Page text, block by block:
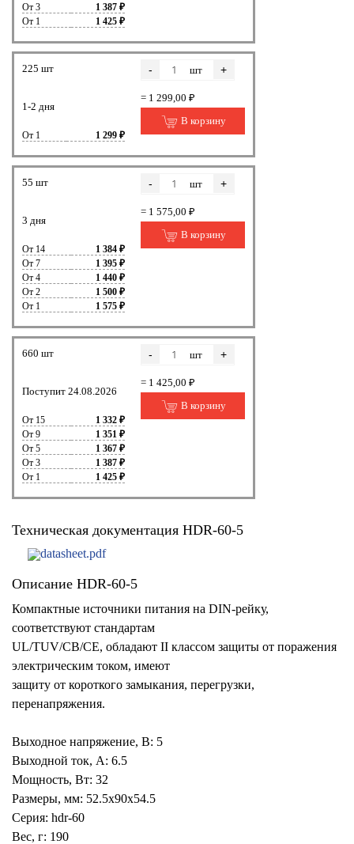
От 3
1 387 ₽
От 1
1 425 ₽
225 шт
1-2 дня
От 1 1 299 ₽
- шт +
= 1 299,00 ₽
В корзину
55 шт
3 дня
От 14
1 384 ₽
От 7
1 395 ₽
От 4
1 440 ₽
От 2
1 500 ₽
От 1
1 575 ₽
- шт +
= 1 575,00 ₽
В корзину
660 шт
Поступит 24.08.2026
От 15
1 332 ₽
От 9
1 351 ₽
От 5
1 367 ₽
От 3
1 387 ₽
От 1
1 425 ₽
- шт +
= 1 425,00 ₽
В корзину
Техническая документация HDR-60-5
datasheet.pdf
Описание HDR-60-5
Компактные источники питания на DIN-рейку,
соответствуют стандартам
UL/TUV/CB/CE, обладают II классом защиты от поражения
электрическим током, имеют
защиту от короткого замыкания, перегрузки,
перенапряжения.
Выходное напряжение, В: 5
Выходной ток, А: 6.5
Мощность, Вт: 32
Размеры, мм: 52.5x90x54.5
Серия: hdr-60
Вес, г: 190